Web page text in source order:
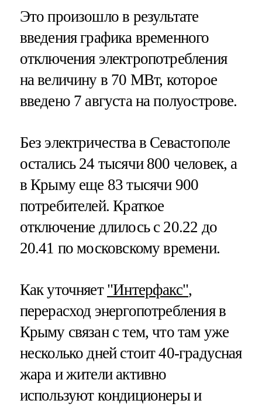
Это произошло в результате
введения графика временного
отключения электропотребления
на величину в 70 МВт, которое
введено 7 августа на полуострове.
Без электричества в Севастополе
остались 24 тысячи 800 человек, а
в Крыму еще 83 тысячи 900
потребителей. Краткое
отключение длилось с 20.22 до
20.41 по московскому времени.
Как уточняет "Интерфакс",
перерасход энергопотребления в
Крыму связан с тем, что там уже
несколько дней стоит 40-градусная
жара и жители активно
используют кондиционеры и